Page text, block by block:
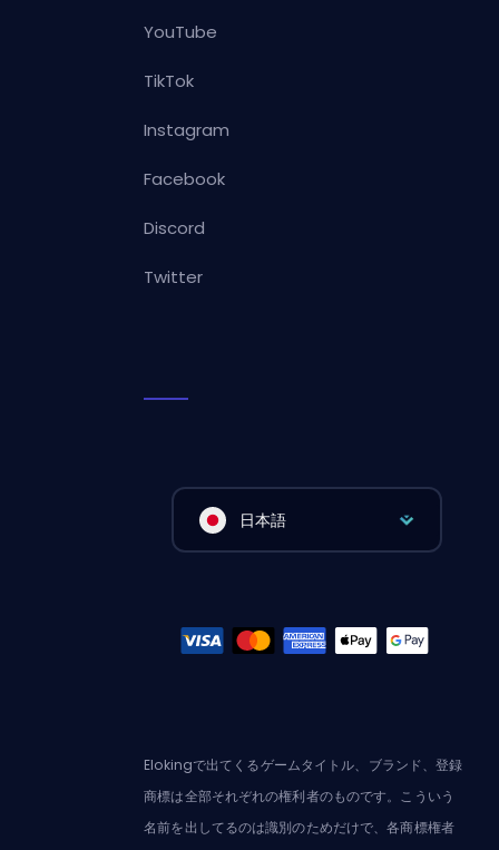
YouTube
TikTok
Instagram
Facebook
Discord
Twitter
日本語
Elokingで出てくるゲームタイトル、ブランド、登録
商標は全部それぞれの権利者のものです。こういう
名前を出してるのは識別のためだけで、各商標権者